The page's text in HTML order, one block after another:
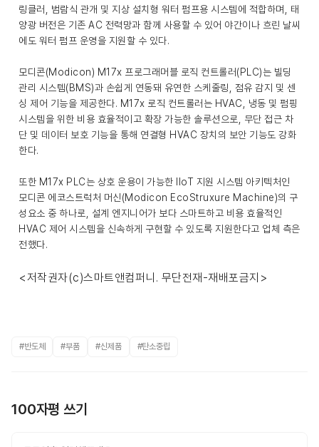
링클러, 범람식 관개 및 지상 설치형 워터 펌프용 시스템에 적합하며, 태
양광 버전은 기존 AC 전력망과 함께 사용할 수 있어 야간이나 흐린 날씨
에도 워터 펌프 운영을 지원할 수 있다.
모디콘(Modicon) M17x 프로그래머블 로직 컨트롤러(PLC)는 빌딩
관리 시스템(BMS)과 손쉽게 연동돼 유연한 스케줄링, 점유 감지 및 센
싱 제어 기능을 제공한다. M17x 로직 컨트롤러는 HVAC, 냉동 및 펌핑
시스템을 위한 비용 효율적이고 확장 가능한 솔루션으로, 무단 접근 차
단 및 데이터 보호 기능을 통해 연결형 HVAC 장치의 보안 기능도 강화
한다.
또한 M17x PLC는 상호 운용이 가능한 IIoT 지원 시스템 아키텍처인
모디콘 에코스트럭처 머신(Modicon EcoStruxure Machine)의 구
성요소 중 하나로, 설계 엔지니어가 보다 스마트하고 비용 효율적인
HVAC 제어 시스템을 신속하게 구현할 수 있도록 지원한다고 업체 측은
전했다.
<저작권자(c)스마트앤컴퍼니. 무단전재-재배포금지>
#반도체 #부품 #신제품 #탄소중립
100자평 쓰기